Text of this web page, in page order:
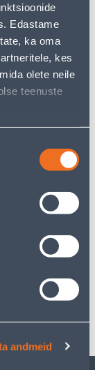
Edastame
ka oma
kes
olete neile
teenuste
andmeid
köögivilja-,